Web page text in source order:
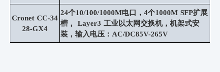
Cronet CC-34
28-GX4
24个10/100/1000M电口， 4个1000M SFP扩展
槽，
Layer3 工业以太网交换机，机架式安
装 ，输入电压： AC/DC85V-265V